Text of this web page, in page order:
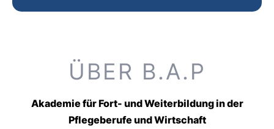
ÜBER B.A.P
Akademie für Fort- und Weiterbildung in der
Pflegeberufe und Wirtschaft